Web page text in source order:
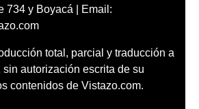
734 y Boyacá | Email:
total, parcial y traducción a
autorización escrita de su
contenidos de Vistazo.com.